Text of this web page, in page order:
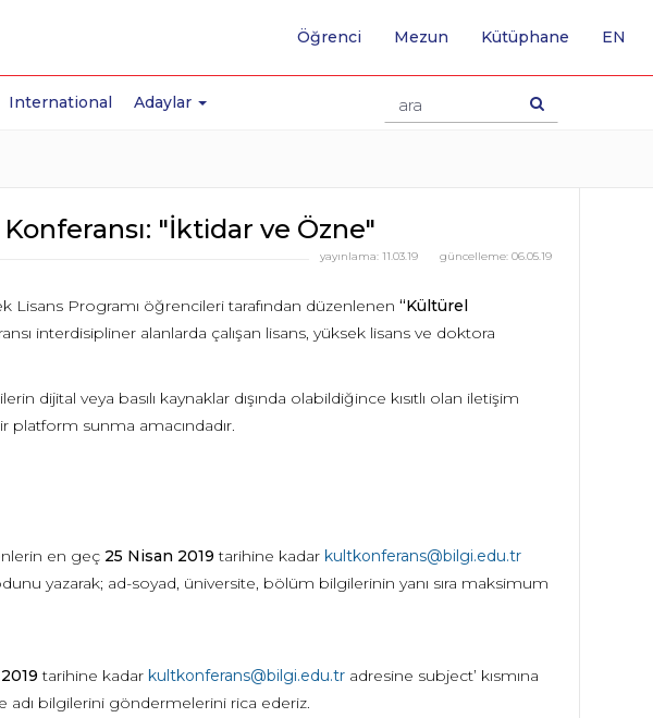
International Adaylar
Öğrenci Mezun Kütüphane EN
"İktidar ve Özne"
güncelleme: 06.05.19
yayınlama: 11.03.19
Programı öğrencileri tarafından düzenlenen “Kültürel
interdisipliner alanlarda çalışan lisans, yüksek lisans ve doktora
dijital veya basılı kaynaklar dışında olabildiğince kısıtlı olan iletişim
platform sunma amacındadır.
en geç 25 Nisan 2019 tarihine kadar kultkonferans@bilgi.edu.tr
yazarak; ad-soyad, üniversite, bölüm bilgilerinin yanı sıra maksimum
tarihine kadar kultkonferans@bilgi.edu.tradresine subject’ kısmına
adı bilgilerini göndermelerini rica ederiz.